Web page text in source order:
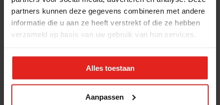
partners kunnen deze gegevens combineren met andere
informatie die u aan ze heeft verstrekt of die ze hebben
verzameld op basis van uw gebruik van hun services.
Alles toestaan
Aanpassen
Stichting Met je hart
Stichting Met je hart laat ouderen die zich
eenzaam voelen weer genieten en inspireert
winnaar van het Appeltje van Oranje.
Snel naar
Actuele vacatures
Contact
Contact
Verantwoording